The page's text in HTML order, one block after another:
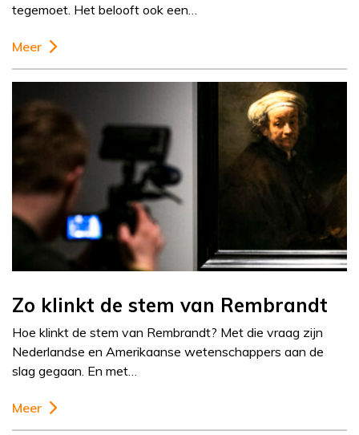
tegemoet. Het belooft ook een…
Meer
Zo klinkt de stem van Rembrandt
Hoe klinkt de stem van Rembrandt? Met die vraag zijn
Nederlandse en Amerikaanse wetenschappers aan de
slag gegaan. En met…
Meer